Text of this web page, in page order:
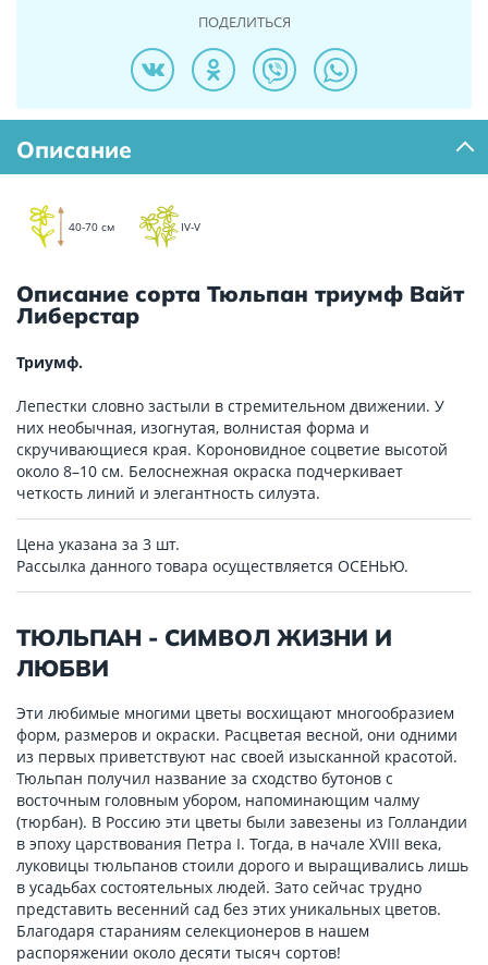
ПОДЕЛИТЬСЯ
Описание
40-70 см IV-V
Описание сорта Тюльпан триумф Вайт
Либерстар
Триумф.
Лепестки словно застыли в стремительном движении. У
них необычная, изогнутая, волнистая форма и
скручивающиеся края. Короновидное соцветие высотой
около 8–10 см. Белоснежная окраска подчеркивает
четкость линий и элегантность силуэта.
Цена указана за 3 шт.
Рассылка данного товара осуществляется ОСЕНЬЮ.
ТЮЛЬПАН - СИМВОЛ ЖИЗНИ И
ЛЮБВИ
Эти любимые многими цветы восхищают многообразием
форм, размеров и окраски. Расцветая весной, они одними
из первых приветствуют нас своей изысканной красотой.
Тюльпан получил название за сходство бутонов с
восточным головным убором, напоминающим чалму
(тюрбан). В Россию эти цветы были завезены из Голландии
в эпоху царствования Петра I. Тогда, в начале XVIII века,
луковицы тюльпанов стоили дорого и выращивались лишь
в усадьбах состоятельных людей. Зато сейчас трудно
представить весенний сад без этих уникальных цветов.
Благодаря стараниям селекционеров в нашем
распоряжении около десяти тысяч сортов!